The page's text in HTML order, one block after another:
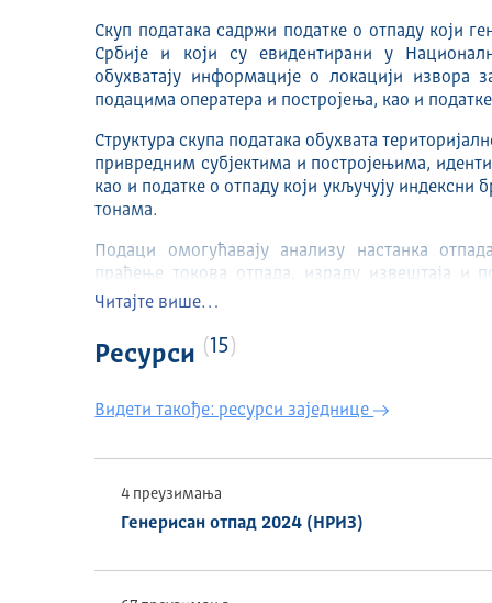
Скуп података садржи податке о отпаду који
Србије и који су евидентирани у
обухватају информације о локацији извора
подацима оператера и постројења, као и
Структура скупа података обухвата
привредним субјектима и постројењима,
као и податке о отпаду који укључују индексни
тонама.
Подаци омогућавају анализу настанка
праћење токова отпада, израду извештаја
животне средине.
ТЕМАТСКА ОБЛАСТ
ENVI
ВРЕМЕНСКИ ОБУХВАТ
Читајте више…
Ресурси 15
Видети такође: ресурси заједнице
4 преузимања
Генерисан отпад 2024 (НРИЗ)